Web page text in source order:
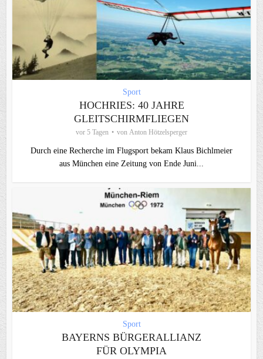
Sport
HOCHRIES: 40 JAHRE
GLEITSCHIRMFLIEGEN
vor 5 Tagen von Anton Hötzelsperger
Durch eine Recherche im Flugsport bekam Klaus Bichlmeier
aus München eine Zeitung von Ende Juni...
Sport
BAYERNS BÜRGERALLIANZ
FÜR OLYMPIA